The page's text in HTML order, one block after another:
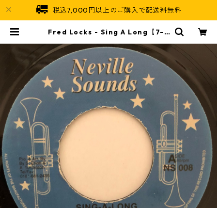
税込7,000円以上のご購入で配送料無料
Fred Locks ‎- Sing A Long【7-2